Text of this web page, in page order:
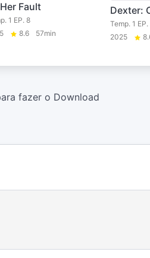
Fault
1 EP. 8
8.6 57min
Dexter:
Temp. 1 EP.
2025
fazer o Download